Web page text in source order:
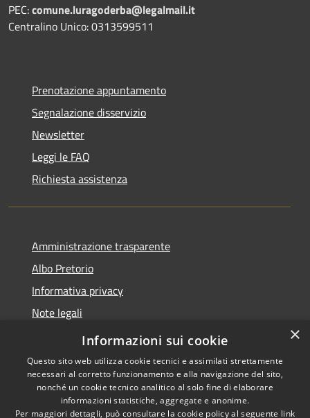
PEC:comune.luragoderba@legalmail.it
Centralino Unico: 0313599511
Prenotazione appuntamento
Segnalazione disservizio
Newsletter
Leggi le FAQ
Richiesta assistenza
Amministrazione trasparente
Albo Pretorio
Informativa privacy
Note legali
Dichiarazione di accessibilità
Copyright © 2026 • Comune di
×
Informazioni sui cookie
Questo sito web utilizza cookie tecnici e assimilati strettamente
necessari al corretto funzionamento e alla navigazione del sito,
nonché un cookie tecnico analitico al solo fine di elaborare
informazioni statistiche, aggregate e anonime.
Per maggiori dettagli, può consultare la cookie policy al seguente link